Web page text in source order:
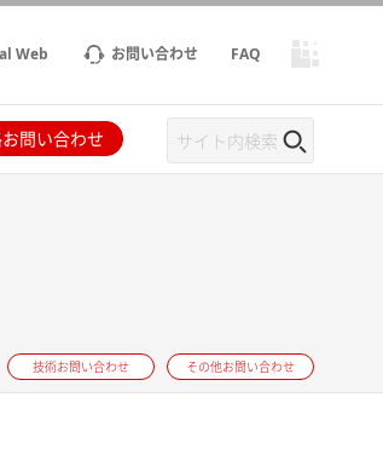
Web お問い合わせ FAQ
問い合わせ
技術お問い合わせ その他お問い合わせ